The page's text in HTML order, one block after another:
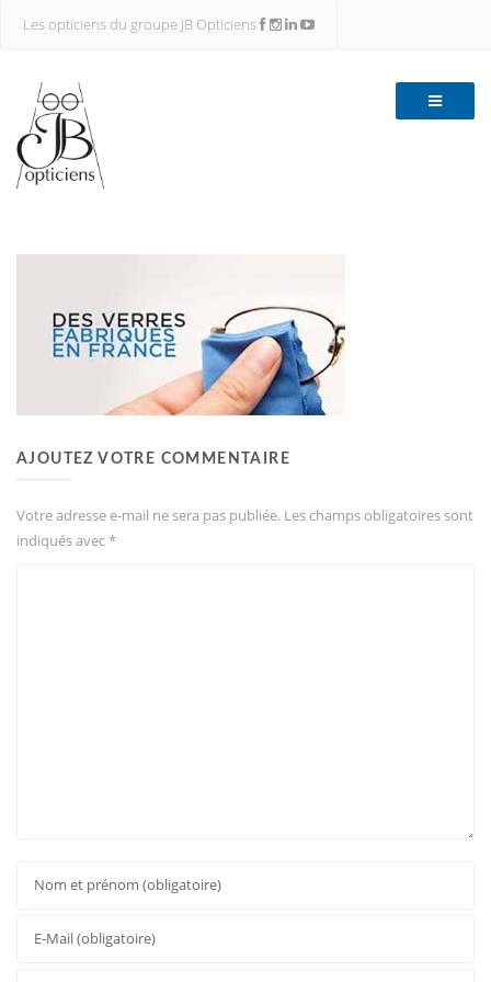
Les opticiens du groupe JB Opticiens
AJOUTEZ VOTRE COMMENTAIRE
Votre adresse e-mail ne sera pas publiée. Les champs obligatoires sont
indiqués avec*